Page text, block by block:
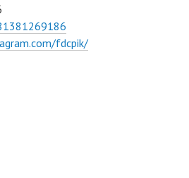
fdcpik/